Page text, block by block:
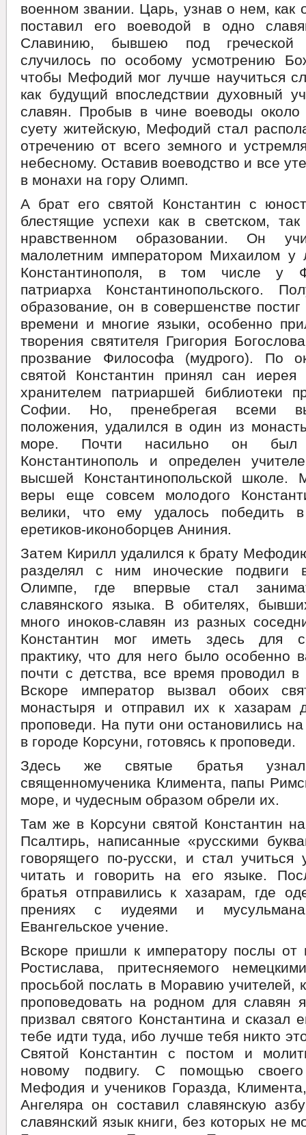
военном звании. Царь, узнав о нем, как
поставил его воеводой в одно
Славинию, бывшею под греческой
случилось по особому усмотрению
чтобы Мефодий мог лучше научиться
как будущий впоследствии духовный
славян. Пробыв в чине воеводы
суету житейскую, Мефодий стал
отречению от всего земного и
небесному. Оставив воеводство и все
в монахи на гору Олимп.
А брат его святой Константин с
блестящие успехи как в светском,
нравственном образовании. Он
малолетним императором Михаилом у
Константинополя, в том числе у
патриарха Константинопольского.
образование, он в совершенстве постиг
времени и многие языки, особенно
творения святителя Григория
прозвание Философа (мудрого). По
святой Константин принял сан
хранителем патриаршей библиотеки
Софии. Но, пренебрегая всеми
положения, удалился в один из
море. Почти насильно он был
Константинополь и определен
высшей Константинопольской школе.
веры еще совсем молодого
велики, что ему удалось победить
еретиков-иконоборцев Аниния.
Затем Кирилл удалился к брату
разделял с ним иноческие подвиги
Олимпе, где впервые стал
славянского языка. В обителях,
много иноков-славян из разных
Константин мог иметь здесь для
практику, что для него было особенно
почти с детства, все время проводил в
Вскоре император вызвал обоих
монастыря и отправил их к хазарам
проповеди. На пути они остановились
в городе Корсуни, готовясь к проповеди.
Здесь же святые братья
священномученика Климента, папы
море, и чудесным образом обрели их.
Там же в Корсуни святой Константин
Псалтирь, написанные «русскими
говорящего по-русски, и стал учиться
читать и говорить на его языке.
братья отправились к хазарам, где
прениях с иудеями и
Евангельское учение.
Вскоре пришли к императору послы от
Ростислава, притесняемого
просьбой послать в Моравию учителей,
проповедовать на родном для славян
призвал святого Константина и сказал
тебе идти туда, ибо лучше тебя никто
Святой Константин с постом и
новому подвигу. С помощью
Мефодия и учеников Горазда,
Ангеляра он составил славянскую
славянский язык книги, без которых не